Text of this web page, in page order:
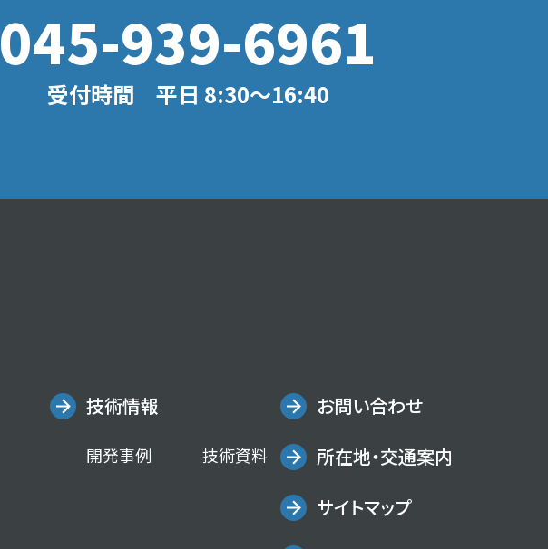
045-939-6961
受付時間 平日 8:30〜16:40
技術情報
開発事例 技術資料
お問い合わせ
所在地・交通案内
サイトマップ